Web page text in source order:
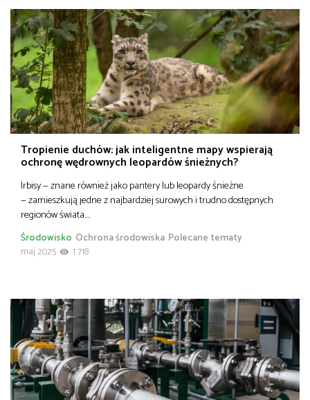
Tropienie duchów: jak inteligentne mapy wspierają
ochronę wędrownych leopardów śnieżnych?
Irbisy — znane również jako pantery lub leopardy śnieżne
— zamieszkują jedne z najbardziej surowych i trudno dostępnych
regionów świata….
Ochrona środowiska Polecane tematy
Środowisko
maj 2025
1 718